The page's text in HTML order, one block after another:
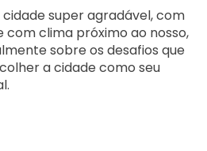
cidade super agradável, com
com clima próximo ao nosso,
sobre os desafios que
a cidade como seu